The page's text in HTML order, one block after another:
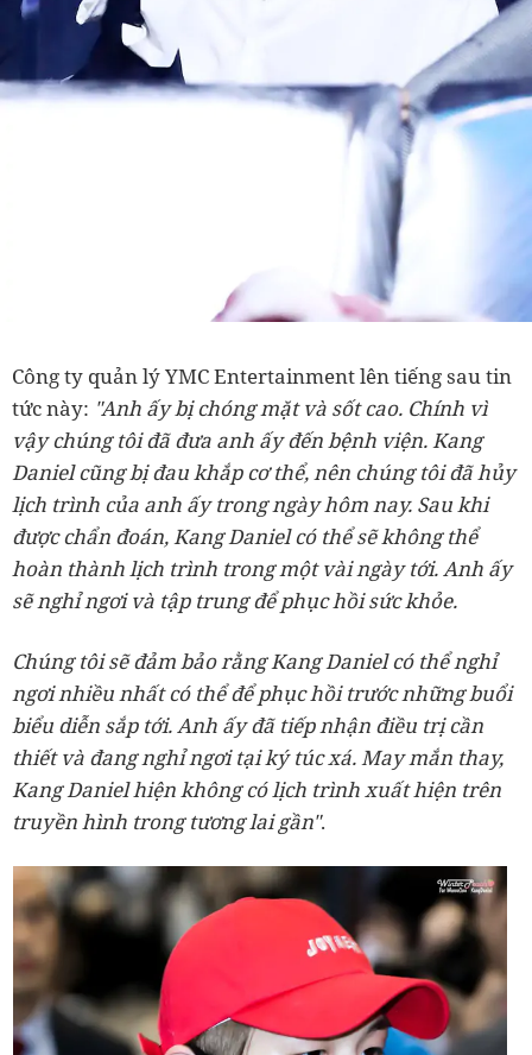
Công ty quản lý YMC Entertainment lên tiếng sau tin
tức này: "Anh ấy bị chóng mặt và sốt cao. Chính vì
vậy chúng tôi đã đưa anh ấy đến bệnh viện. Kang
Daniel cũng bị đau khắp cơ thể, nên chúng tôi đã hủy
lịch trình của anh ấy trong ngày hôm nay. Sau khi
được chẩn đoán, Kang Daniel có thể sẽ không thể
hoàn thành lịch trình trong một vài ngày tới. Anh ấy
sẽ nghỉ ngơi và tập trung để phục hồi sức khỏe.
Chúng tôi sẽ đảm bảo rằng Kang Daniel có thể nghỉ
ngơi nhiều nhất có thể để phục hồi trước những buổi
biểu diễn sắp tới. Anh ấy đã tiếp nhận điều trị cần
thiết và đang nghỉ ngơi tại ký túc xá. May mắn thay,
Kang Daniel hiện không có lịch trình xuất hiện trên
truyền hình trong tương lai gần".